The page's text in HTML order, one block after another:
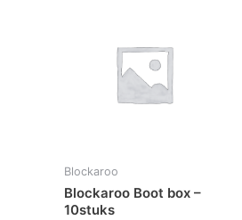
Blockaroo
Blockaroo Boot box –
10stuks